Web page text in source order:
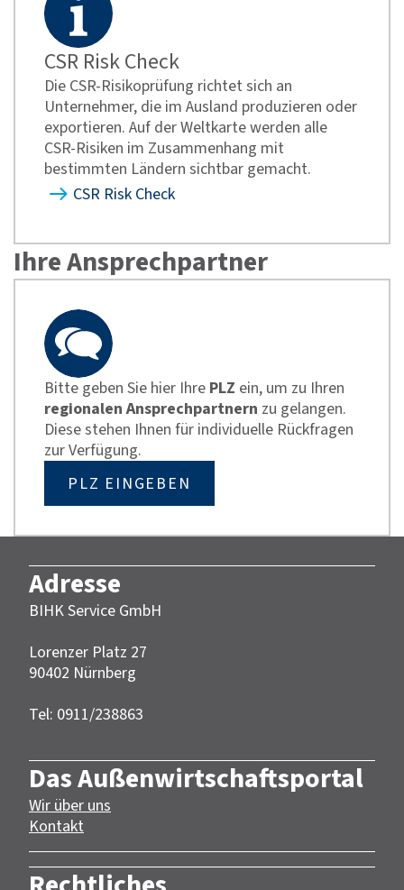
CSR Risk Check
Die CSR-Risikoprüfung richtet sich an
Unternehmer, die im Ausland produzieren oder
exportieren. Auf der Weltkarte werden alle
CSR-Risiken im Zusammenhang mit
bestimmten Ländern sichtbar gemacht.
CSR Risk Check
Ihre Ansprechpartner
Bitte geben Sie hier Ihre PLZ ein, um zu Ihren
regionalen Ansprechpartnern zu gelangen.
Diese stehen Ihnen für individuelle Rückfragen
zur Verfügung.
PLZ EINGEBEN
Adresse
BIHK Service GmbH
Lorenzer Platz 27
90402 Nürnberg‎‎
Tel: 0911/238863
Das Außenwirtschaftsportal
Wir über uns
Kontakt